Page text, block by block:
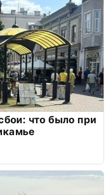
что было при